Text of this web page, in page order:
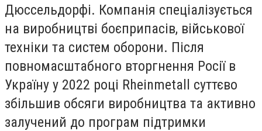
Дюссельдорфі. Компанія спеціалізується
на виробництві боєприпасів, військової
техніки та систем оборони. Після
повномасштабного вторгнення Росії в
Україну у 2022 році Rheinmetall суттєво
збільшив обсяги виробництва та активно
залучений до програм підтримки